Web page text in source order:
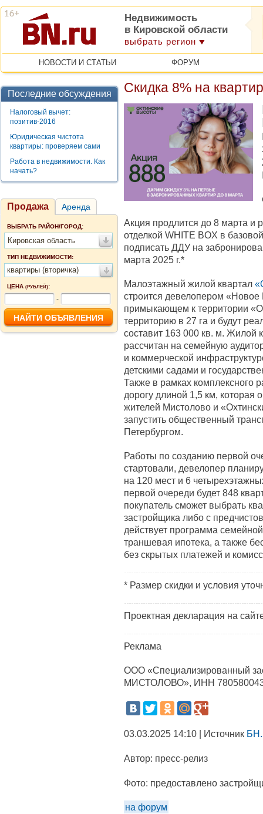
Недвижимость
в Кировской области
выбрать регион
НОВОСТИ И СТАТЬИ ФОРУМ
Последние обсуждения
Налоговый вычет:
позитив-2016
Юридическая чистота
квартиры: проверяем сами
Работа в недвижимости. Как
начать?
Продажа Аренда
ВЫБРАТЬ РАЙОН/ГОРОД:
Кировская область
ТИП НЕДВИЖИМОСТИ:
квартиры (вторичка)
ЦЕНА (РУБЛЕЙ):
-
Скидка 8% на
Акция продлится до 8 марта и
отделкой WHITE BOX в
подписать ДДУ на
марта 2025 г.*
Малоэтажный жилой квартал
строится девелопером
примыкающем к территории
территорию в 27 га и будут
составит 163 000 кв. м. Жилой
рассчитан на семейную
и коммерческой
детскими садами и
Также в рамках комплексного
дорогу длиной 1,5 км, которая
жителей Мистолово и
запустить общественный
Петербургом.
Работы по созданию первой
стартовали, девелопер
на 120 мест и 6
первой очереди будет 848
покупатель сможет выбрать
застройщика либо с
действует программа
траншевая ипотека, а также
без скрытых платежей и
* Размер скидки и условия
Проектная декларация на
Реклама
ООО «Специализированный
МИСТОЛОВО», ИНН
03.03.2025 14:10 | Источник
Автор: пресс-релиз
Фото: предоставлено
на форум